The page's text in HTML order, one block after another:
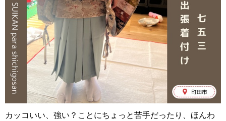
カッコいい、強い？ことにちょっと苦手だったり、ほんわ